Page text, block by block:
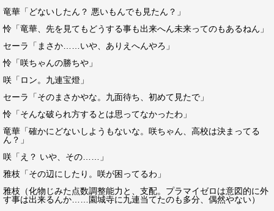
竜華「どないしたん？ 悪いもんでも見たん？」
怜「竜華、先を見てもどうする事も出来へん未来ってのもあるねん」
セーラ「まさか……いや、ありえへんやろ」
怜「咲ちゃんの勝ちや」
咲「ロン。九連宝燈」
セーラ「そのまさかやな。九面待ち、初めて見たで」
怜「そんな破られ方するとは思ってなかったわ」
竜華「確かにどないしようもないな。咲ちゃん、高校は決まってる
ん？」
咲「え？ いや、その……」
雅枝「その辺にしたり。咲が困ってるわ」
雅枝（化物じみた点数調整能力と、支配。プラマイゼロは意図的に外
す事は出来るんか……園城寺に九連当てたのも多分、偶然やない）